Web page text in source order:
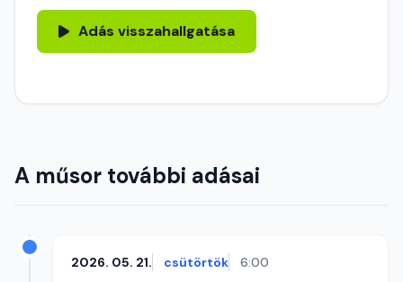
Adás visszahallgatása
A műsor további adásai
2026. 05. 21. csütörtök 6:00